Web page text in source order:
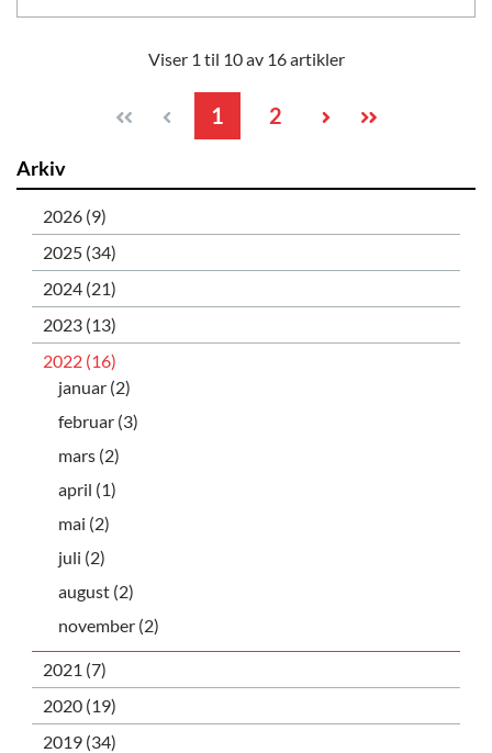
Viser 1 til 10 av 16 artikler
1 2
Arkiv
2026 (9)
2025 (34)
2024 (21)
2023 (13)
2022 (16)
januar (2)
februar (3)
mars (2)
april (1)
mai (2)
juli (2)
august (2)
november (2)
2021 (7)
2020 (19)
2019 (34)